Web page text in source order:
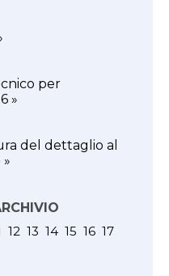
per
»
del dettaglio al
12 13 14 15 16 17